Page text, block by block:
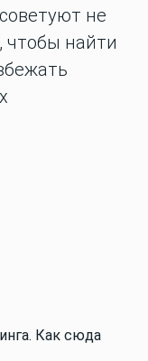
не
чтобы найти